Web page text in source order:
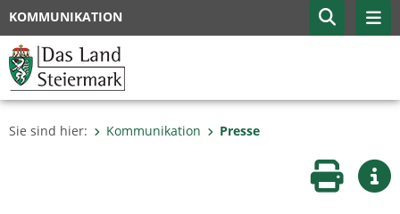
KOMMUNIKATION
Sie sind hier: Kommunikation Presse
Seite